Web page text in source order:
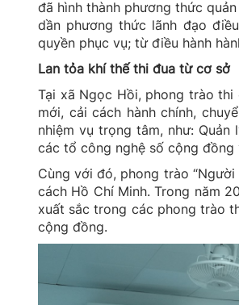
đã hình thành phương thức
dần phương thức lãnh đạo
quyền phục vụ; từ điều hành
Lan tỏa khí thế thi đua từ cơ sở
Tại xã Ngọc Hồi, phong trào
mới, cải cách hành chính,
nhiệm vụ trọng tâm, như:
các tổ công nghệ số cộng
Cùng với đó, phong trào
cách Hồ Chí Minh. Trong năm
xuất sắc trong các phong trào
cộng đồng.